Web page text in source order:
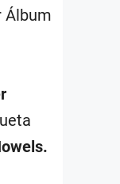
Álbum